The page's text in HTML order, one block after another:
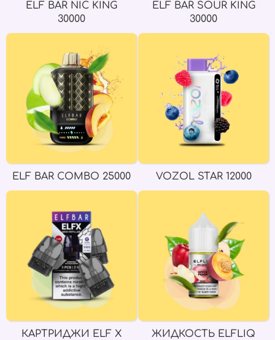
ELF BAR NIC KING
30000
ELF BAR SOUR KING
30000
ELF BAR COMBO 25000 VOZOL STAR 12000
КАРТРИДЖИ ELF X
ЖИДКОСТЬ ELFLIQ